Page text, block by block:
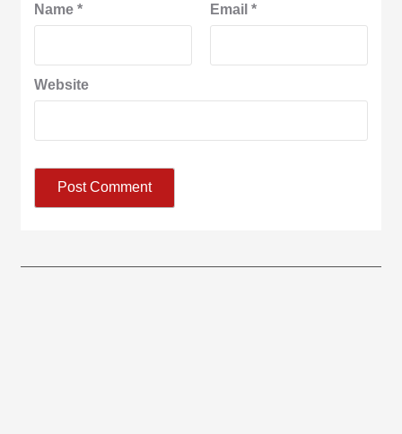
Name* Email *
Website